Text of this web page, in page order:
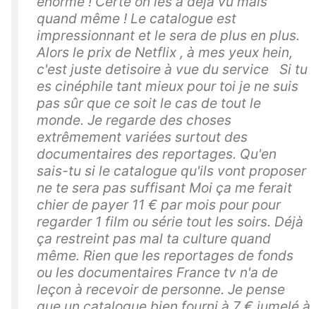
quand même ! Le catalogue est
impressionnant et le sera de plus en plus.
Alors le prix de Netflix , à mes yeux hein,
c'est juste detisoire à vue du service Si tu
es cinéphile tant mieux pour toi je ne suis
pas sûr que ce soit le cas de tout le
monde. Je regarde des choses
extrêmement variées surtout des
documentaires des reportages. Qu'en
sais-tu si le catalogue qu'ils vont proposer
ne te sera pas suffisant Moi ça me ferait
chier de payer 11 € par mois pour pour
regarder 1 film ou série tout les soirs. Déjà
ça restreint pas mal ta culture quand
même. Rien que les reportages de fonds
ou les documentaires France tv n'a de
leçon à recevoir de personne. Je pense